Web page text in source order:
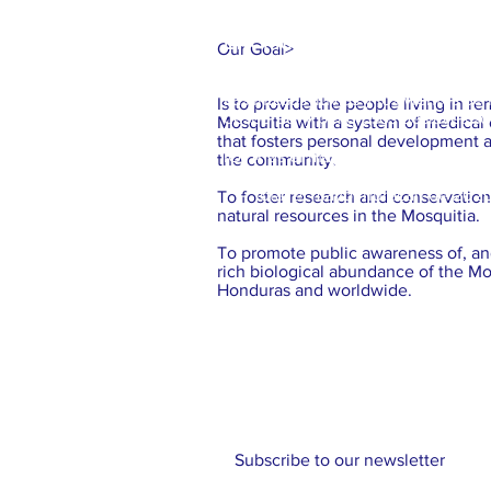
Our Goal>
Is to provide the people living in
Mosquitia with a system of medical
that fosters personal development
the community.
To foster research and
natural resources in the Mosquitia.
To promote public awareness of,
rich biological abundance of the
Honduras and worldwide.
Subscribe to our newsletter
ETA Y IOTA | " RIOS
Las intesas lluvias y los vientos de
desborde y peligrosos deslaves
IOTA es el mayor huracán, en al
- Iota: el mayor huracan de 2020